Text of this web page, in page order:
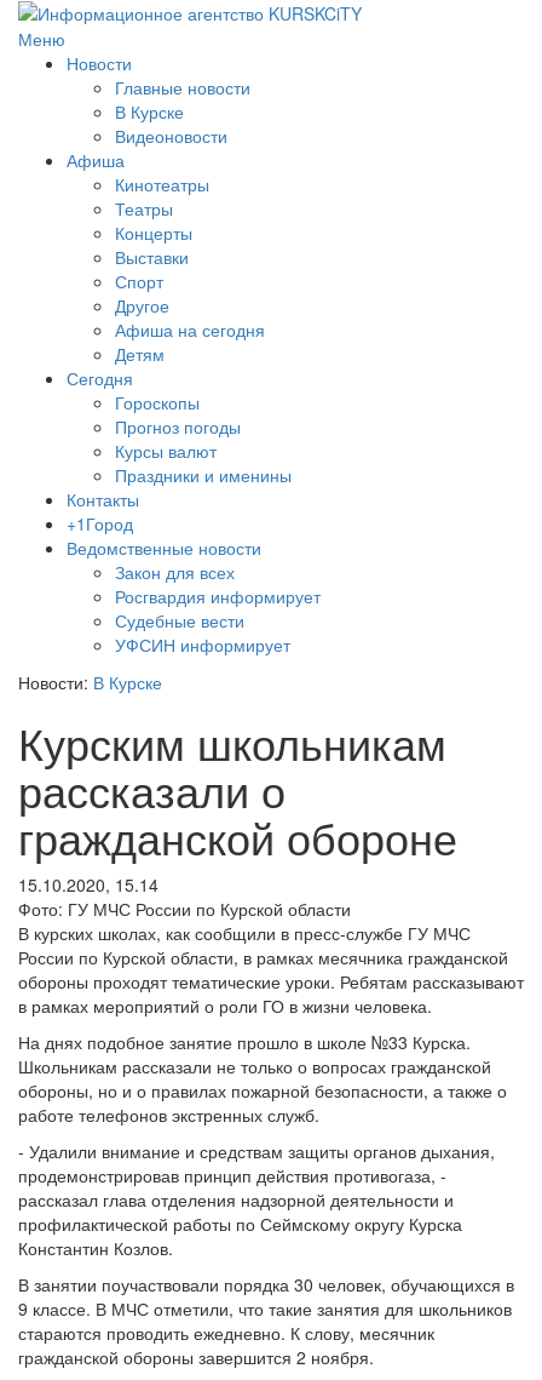
Меню
Новости
Главные новости
В Курске
Видеоновости
Афиша
Кинотеатры
Театры
Концерты
Выставки
Спорт
Другое
Афиша на сегодня
Детям
Сегодня
Гороскопы
Прогноз погоды
Курсы валют
Праздники и именины
Контакты
+1Город
Ведомственные новости
Закон для всех
Росгвардия информирует
Судебные вести
УФСИН информирует
Новости: В Курске
Курским школьникам
рассказали о
гражданской обороне
15.10.2020, 15.14
Фото: ГУ МЧС России по Курской области
В курских школах, как сообщили в пресс-службе ГУ МЧС
России по Курской области, в рамках месячника гражданской
обороны проходят тематические уроки. Ребятам рассказывают
в рамках мероприятий о роли ГО в жизни человека.
На днях подобное занятие прошло в школе №33 Курска.
Школьникам рассказали не только о вопросах гражданской
обороны, но и о правилах пожарной безопасности, а также о
работе телефонов экстренных служб.
- Удалили внимание и средствам защиты органов дыхания,
продемонстрировав принцип действия противогаза, -
рассказал глава отделения надзорной деятельности и
профилактической работы по Сеймскому округу Курска
Константин Козлов.
В занятии поучаствовали порядка 30 человек, обучающихся в
9 классе. В МЧС отметили, что такие занятия для школьников
стараются проводить ежедневно. К слову, месячник
гражданской обороны завершится 2 ноября.